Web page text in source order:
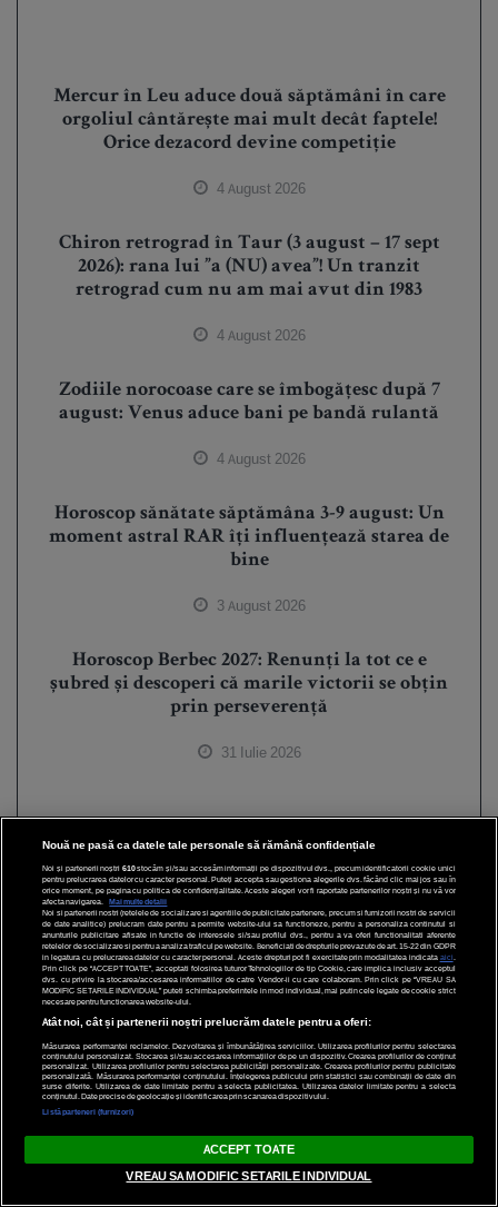
Mercur în Leu aduce două săptămâni în care
orgoliul cântărește mai mult decât faptele!
Orice dezacord devine competiție
4 August 2026
Chiron retrograd în Taur (3 august – 17 sept
2026): rana lui ”a (NU) avea”! Un tranzit
retrograd cum nu am mai avut din 1983
4 August 2026
Zodiile norocoase care se îmbogățesc după 7
august: Venus aduce bani pe bandă rulantă
4 August 2026
Horoscop sănătate săptămâna 3-9 august: Un
moment astral RAR îți influențează starea de
bine
3 August 2026
Horoscop Berbec 2027: Renunți la tot ce e
șubred și descoperi că marile victorii se obțin
prin perseverență
31 Iulie 2026
Nouă ne pasă ca datele tale personale să rămână confidențiale
Noi și partenerii noștri 610stocăm și/sau accesăm informații pe dispozitivul dvs., precum identificatorii cookie unici
pentru prelucrarea datelor cu caracter personal. Puteți accepta sau gestiona alegerile dvs. făcând clic mai jos sau în
orice moment, pe pagina cu politica de confidențialitate. Aceste alegeri vor fi raportate partenerilor noștri și nu vă vor
afecta navigarea.
Mai multe detalii
Noi si partenerii nostri (retelele de socializare si agentiile de publicitate partenere, precum si furnizorii nostri de servicii
de date analitice) prelucram date pentru a permite website-ului sa functioneze, pentru a personaliza continutul si
anunturile publicitare afisate in functie de interesele si/sau profilul dvs., pentru a va oferi functionalitati aferente
retelelor de socializare si pentru a analiza traficul pe website. Beneficiati de drepturile prevazute de art. 15-22 din GDPR
in legatura cu prelucrarea datelor cu caracter personal. Aceste drepturi pot fi exercitate prin modalitatea indicata aici
Prin click pe “ACCEPT TOATE”, acceptati folosirea tuturor Tehnologiilor de tip Cookie, care implica inclusiv acceptul
dvs. cu privire la stocarea/accesarea informatiilor de catre Vendor-ii cu care colaboram. Prin click pe “VREAU SA
MODIFIC SETARILE INDIVIDUAL” puteti schimba preferintele in mod individual, mai putin cele legate de cookie strict
necesare pentru functionarea website-ului.
Atât noi, cât și partenerii noștri prelucrăm datele pentru a oferi:
Măsurarea performanței reclamelor. Dezvoltarea și îmbunătățirea serviciilor. Utilizarea profilurilor pentru selectarea
conținutului personalizat. Stocarea și/sau accesarea informațiilor de pe un dispozitiv. Crearea profilurilor de conținut
personalizat. Utilizarea profilurilor pentru selectarea publicității personalizate. Crearea profilurilor pentru publicitate
personalizată. Măsurarea performanței conținutului. Înțelegerea publicului prin statistici sau combinații de date din
surse diferite. Utilizarea de date limitate pentru a selecta publicitatea. Utilizarea datelor limitate pentru a selecta
conținutul. Date precise de geolocație și identificarea prin scanarea dispozitivului.
Listă parteneri (furnizori)
ACCEPT TOATE
VREAU SA MODIFIC SETARILE INDIVIDUAL